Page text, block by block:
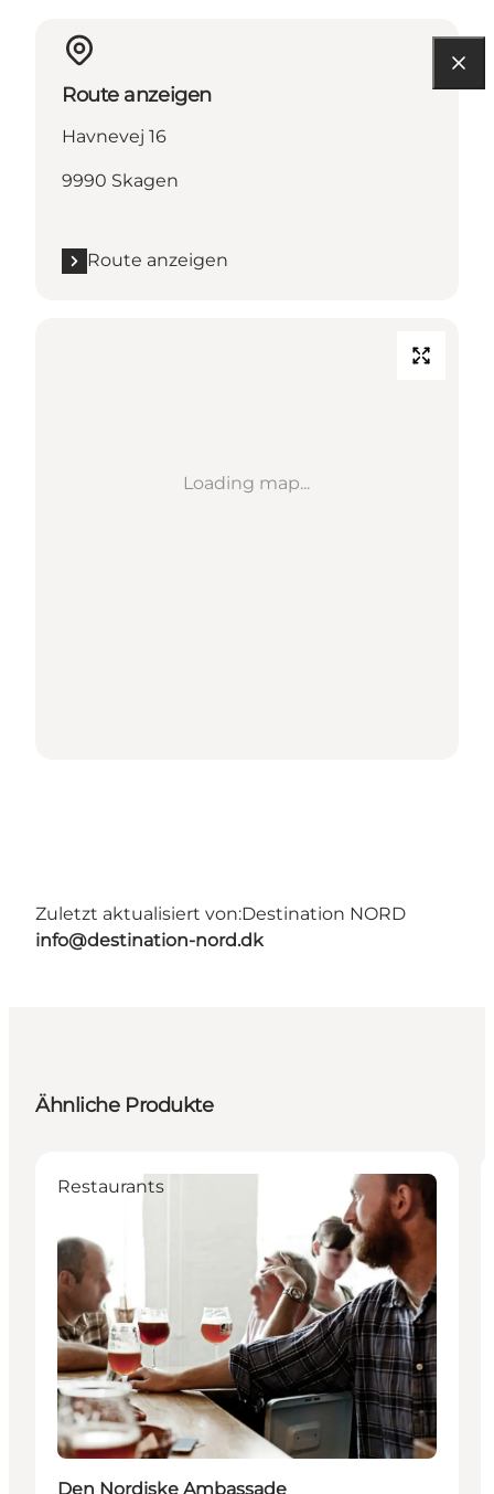
Route anzeigen
Havnevej 16
9990 Skagen
Route anzeigen
Loading map...
Zuletzt aktualisiert von:Destination NORD
info@destination-nord.dk
Ähnliche Produkte
Restaurants
Den Nordiske Ambassade